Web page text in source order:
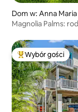
Dom w: Anna Maria
Magnolia Palms:
Najpopularniejsze
Wybór gości